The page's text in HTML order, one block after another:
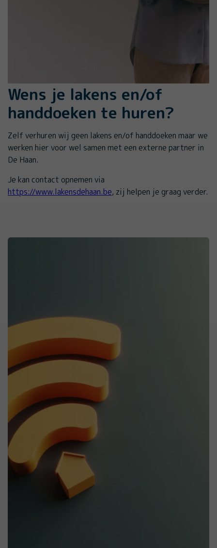
Wens je lakens en/of
handdoeken te huren?
Zelf verhuren wij geen lakens en/of handdoeken maar we
werken hier voor wel samen met een externe partner in
De Haan.
Je kan contact opnemen via
https://www.lakensdehaan.be, zij helpen je graag verder.